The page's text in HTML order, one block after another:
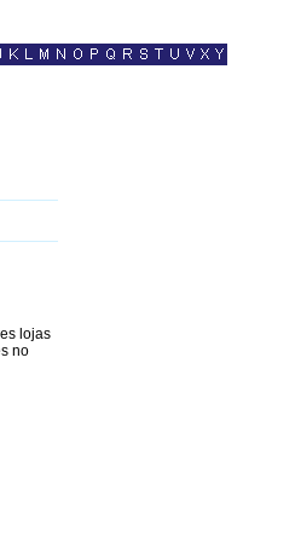
lojas
no